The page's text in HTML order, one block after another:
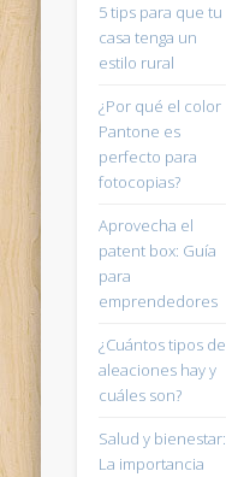
5 tips para que tu
casa tenga un
estilo rural
¿Por qué el color
Pantone es
perfecto para
fotocopias?
Aprovecha el
patent box: Guía
para
emprendedores
¿Cuántos tipos de
aleaciones hay y
cuáles son?
Salud y bienestar:
La importancia